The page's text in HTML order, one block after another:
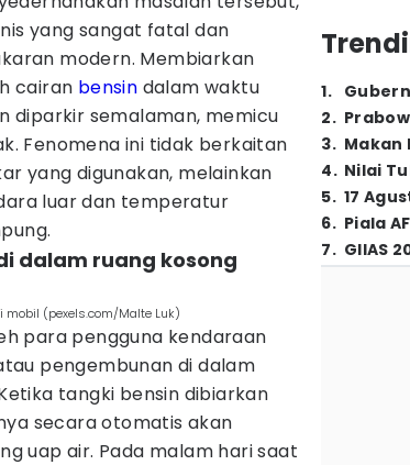
yang sangat fatal dan
modern. Membiarkan
cairan bensin dalam waktu
diparkir semalaman, memicu
Fenomena ini tidak berkaitan
yang digunakan, melainkan
luar dan temperatur
dalam ruang kosong
(pexels.com/Malte Luk)
para pengguna kendaraan
pengembunan di dalam
tangki bensin dibiarkan
secara otomatis akan
uap air. Pada malam hari saat
1.
2.
3. Makan
4. Nilai
5. 17
6. Piala
7. GIIAS